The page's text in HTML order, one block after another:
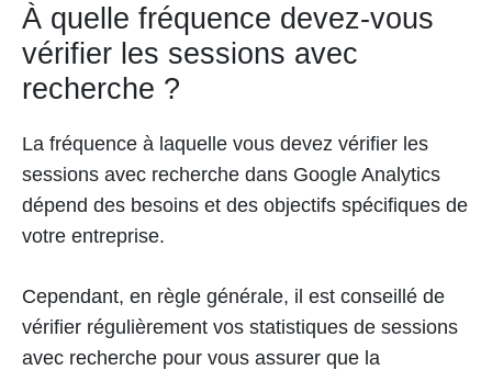
À quelle fréquence devez-vous
vérifier les sessions avec
recherche ?
La fréquence à laquelle vous devez vérifier les
sessions avec recherche dans Google Analytics
dépend des besoins et des objectifs spécifiques de
votre entreprise.
Cependant, en règle générale, il est conseillé de
vérifier régulièrement vos statistiques de sessions
avec recherche pour vous assurer que la